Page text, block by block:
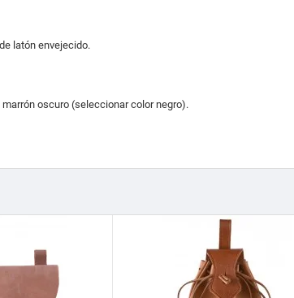
latón envejecido.
oscuro (seleccionar color negro).